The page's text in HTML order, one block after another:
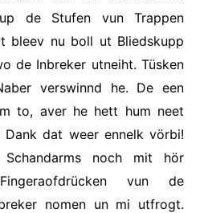
de Stufen vun Trappen
bleev nu boll ut Bliedskupp
de Inbreker utneiht. Tüsken
verswinnd he. De een
to, aver he hett hum neet
dat weer ennelk vörbi!
noch mit hör
vun de
nomen un mi utfrogt.